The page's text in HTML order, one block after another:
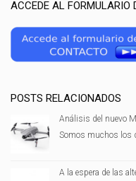
ACCEDE AL FORMULARIO
POSTS RELACIONADOS
Análisis del nuevo
Somos muchos los
A la espera de las